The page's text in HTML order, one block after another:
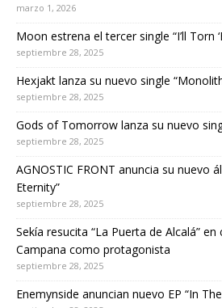
marzo 1, 2026
Moon estrena el tercer single “I’ll Torn
septiembre 28, 2025
Hexjakt lanza su nuevo single
septiembre 28, 2025
Gods of Tomorrow lanza su nuevo
septiembre 28, 2025
AGNOSTIC FRONT anuncia su nuevo
Eternity”
septiembre 28, 2025
Sekía resucita “La Puerta de Alcalá”
Campana como protagonista
septiembre 28, 2025
Enemynside anuncian nuevo EP “In